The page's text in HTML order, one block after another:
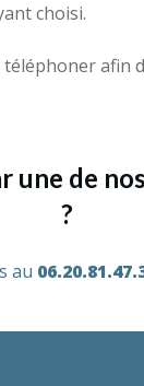
choisi.
afin
une de
?
au